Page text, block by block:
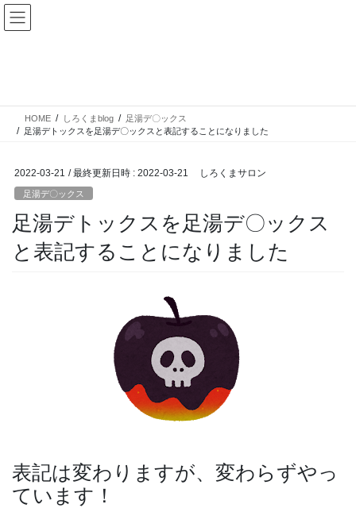
コ
ン
ス
ナ
ビ
ン
HOME しろくまblog
足湯デ〇ックス
足湯デトックスを足湯デ〇ックスと表記することになりました
2022-03-21 / 最終更新日時 : 2022-03-21 しろくまサロン
足湯デ〇ックス
足湯デトックスを足湯デ〇ックス
と表記することになりました
表記は変わりますが、変わらずやっ
ています！